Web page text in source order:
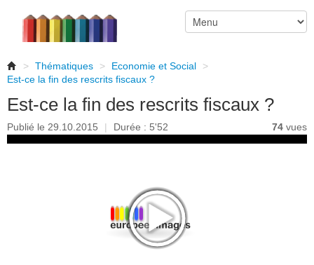
> Thématiques > Economie et Social
>
Est-ce la fin des rescrits fiscaux ?
Est-ce la fin des rescrits fiscaux ?
Publié le 29.10.2015 | Durée : 5'52 74 vues